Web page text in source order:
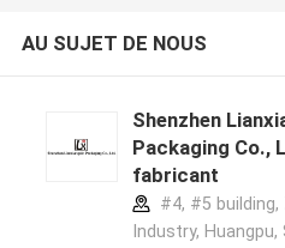
AU SUJET DE NOUS
Shenzhen
Packaging Co.,
fabricant
#4, #5 building,
Industry, Huangpu,